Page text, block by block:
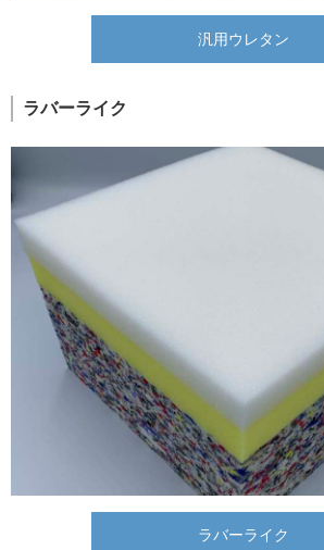
汎用ウレタン
ラバーライク
ラバーライク